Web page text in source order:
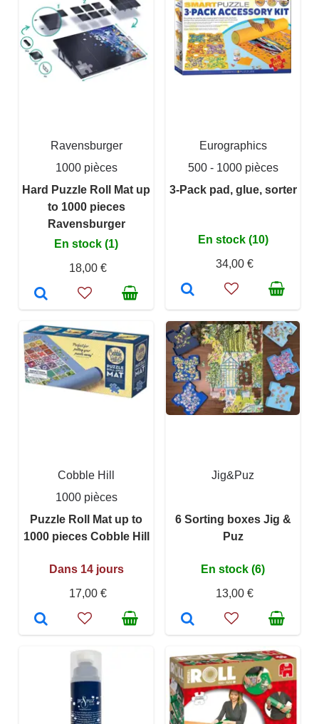
Ravensburger
1000 pièces
Hard Puzzle Roll Mat up
to 1000 pieces
Ravensburger
En stock (1)
18,00 €
Eurographics
500 - 1000 pièces
3-Pack pad, glue, sorter
En stock (10)
34,00 €
Cobble Hill
1000 pièces
Puzzle Roll Mat up to
1000 pieces Cobble Hill
Dans 14 jours
17,00 €
Jig&Puz
6 Sorting boxes Jig &
Puz
En stock (6)
13,00 €